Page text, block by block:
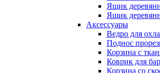
Ящик
Ящик
Аксессуары
Ведро для
Поднос
Корзина с
Коврик для
Корзина со